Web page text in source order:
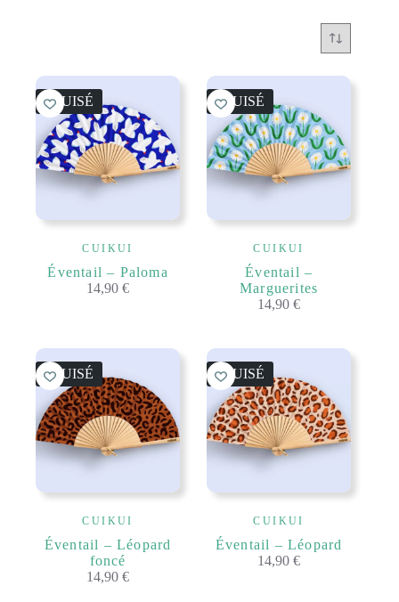
ÉPUISÉ
CUIKUI
Éventail – Paloma
14,90€
ÉPUISÉ
CUIKUI
Éventail –
Marguerites
14,90€
ÉPUISÉ
CUIKUI
Éventail – Léopard
foncé
14,90€
ÉPUISÉ
CUIKUI
Éventail – Léopard
14,90€